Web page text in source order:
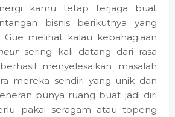
kamu tetap terjaga buat
bisnis berikutnya yang
Gue melihat kalau kebahagiaan
sering kali datang dari rasa
menyelesaikan masalah
mereka sendiri yang unik dan
punya ruang buat jadi diri
pakai seragam atau topeng